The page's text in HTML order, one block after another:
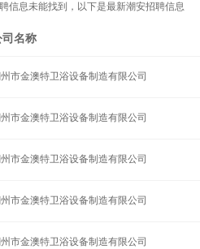
信息未能找到，以下是最新潮安招聘信息
司名称
市金澳特卫浴设备制造有限公司
市金澳特卫浴设备制造有限公司
市金澳特卫浴设备制造有限公司
市金澳特卫浴设备制造有限公司
市金澳特卫浴设备制造有限公司